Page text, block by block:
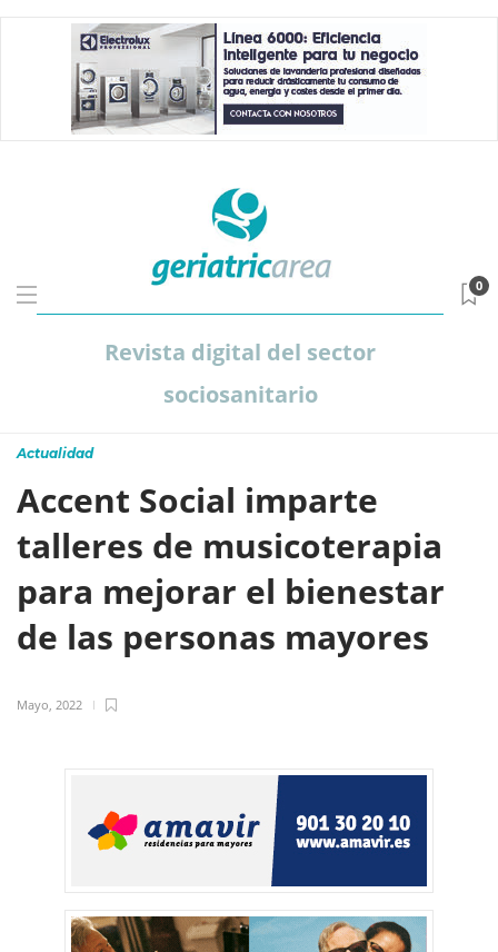
Revista digital del sector
sociosanitario
0
Actualidad
Accent Social imparte
talleres de musicoterapia
para mejorar el bienestar
de las personas mayores
Mayo, 2022